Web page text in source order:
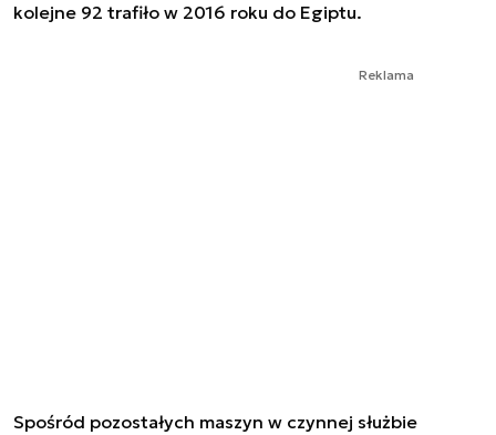
kolejne 92 trafiło w 2016 roku do Egiptu.
Reklama
Spośród pozostałych maszyn w czynnej służbie